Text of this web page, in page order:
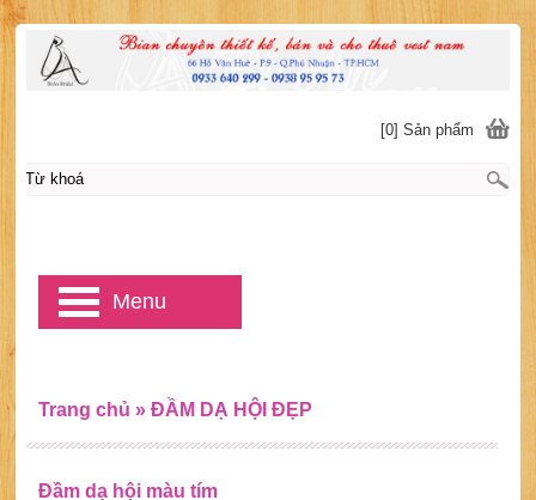
Đầm dạ hội màu tím
Trang chủ » ĐẦM DẠ HỘI ĐẸP
[0] Sản phẩm
Menu